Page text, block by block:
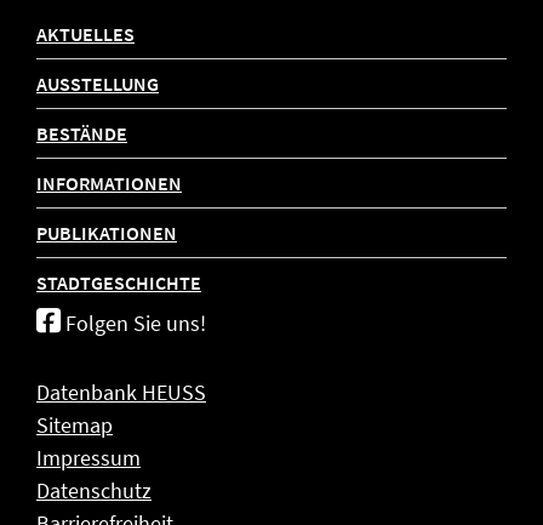
AKTUELLES
AUSSTELLUNG
BESTÄNDE
INFORMATIONEN
PUBLIKATIONEN
STADTGESCHICHTE
Folgen Sie uns!
Datenbank HEUSS
Sitemap
Impressum
Datenschutz